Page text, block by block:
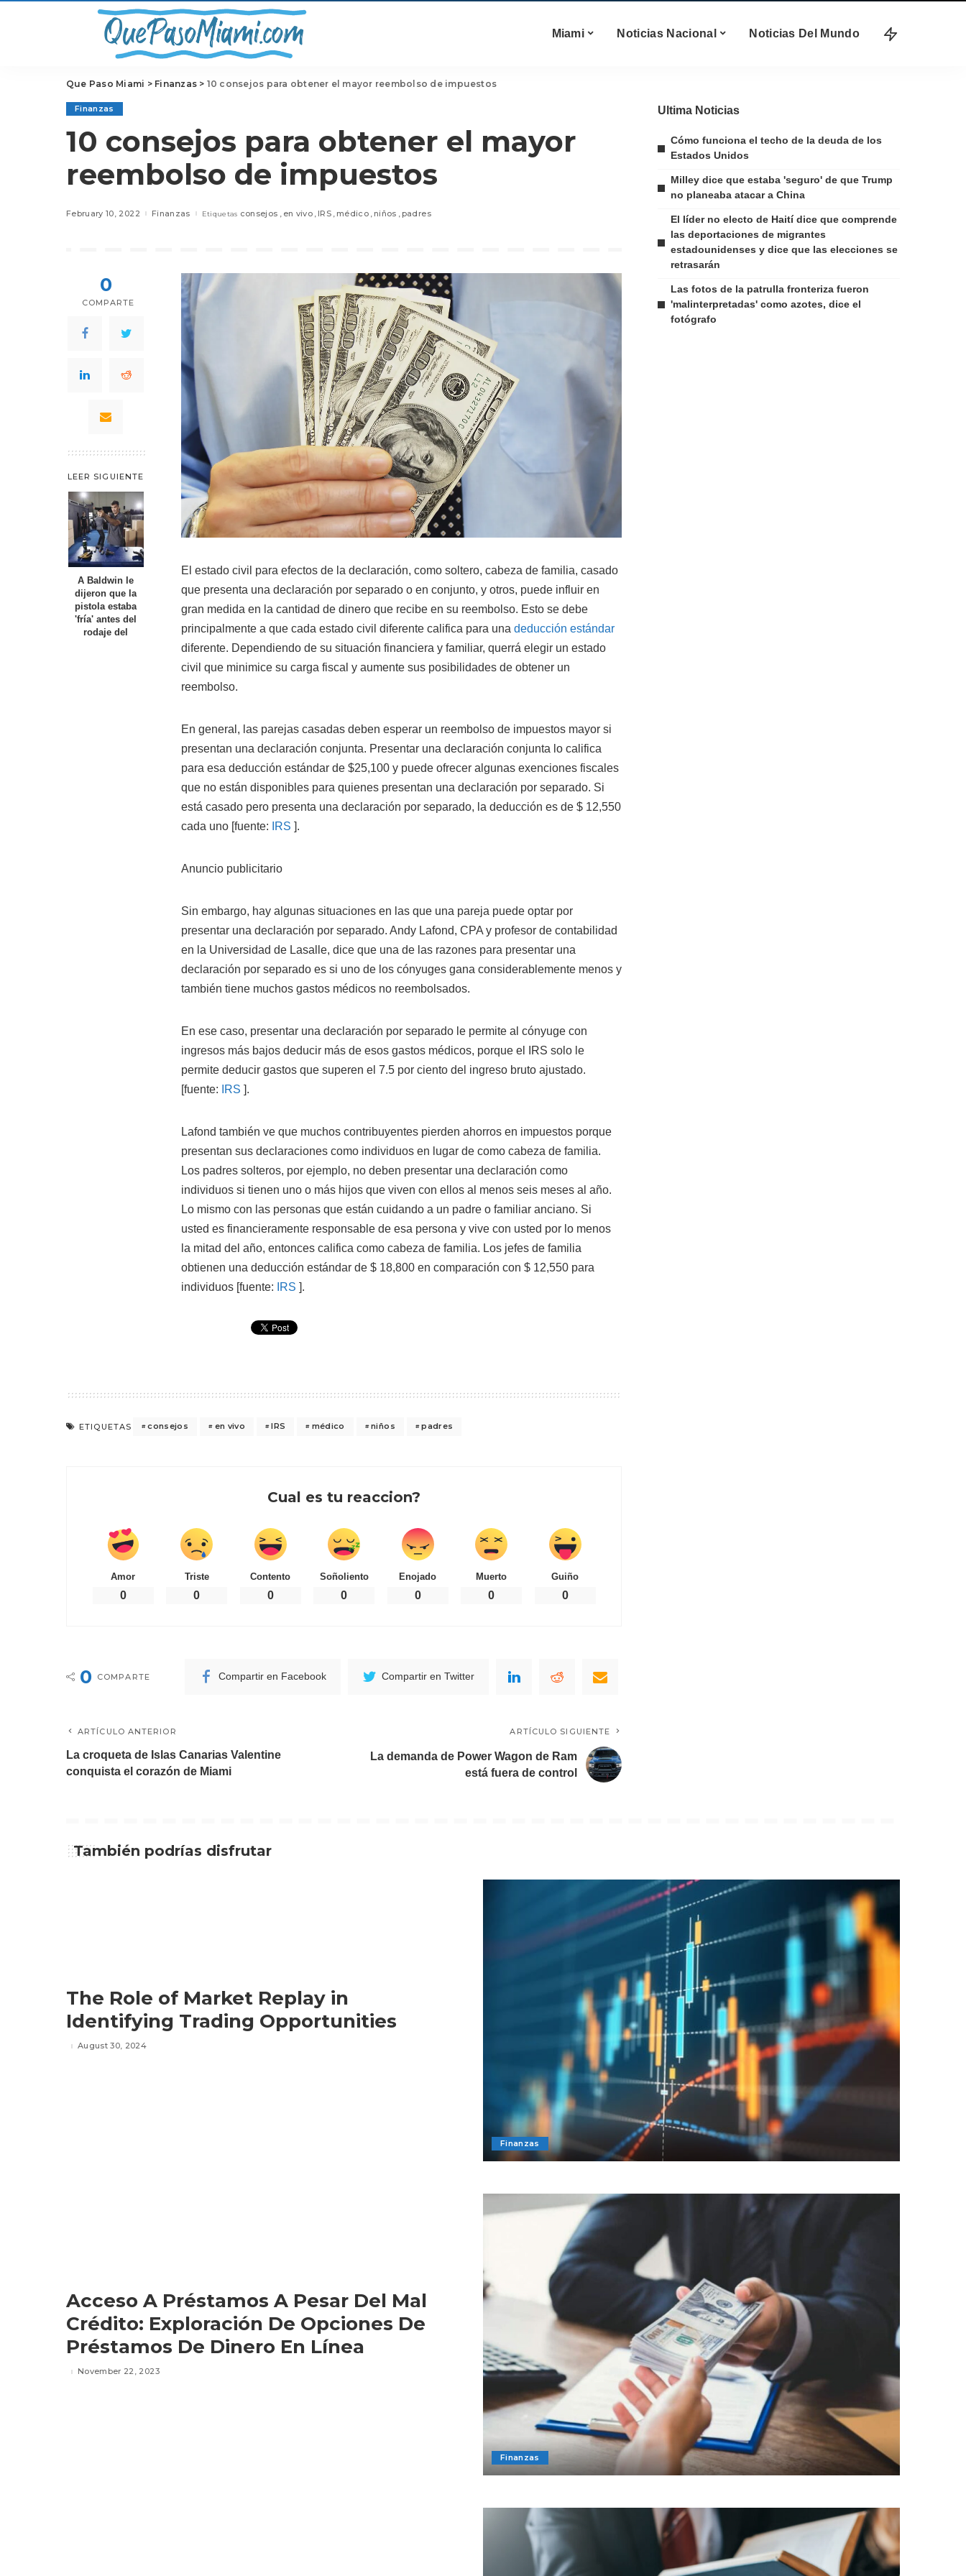
Miami Noticias Nacional Noticias Del Mundo
Que Paso Miami > Finanzas > 10 consejos para obtener el mayor reembolso de impuestos
Finanzas
10 consejos para obtener el mayor
reembolso de impuestos
February 10, 2022 Finanzas Etiquetas consejos en vivo IRS médico niños padres
0
COMPARTE
LEER SIGUIENTE
A Baldwin le
dijeron que la
pistola estaba
'fría' antes del
rodaje del
El estado civil para efectos de la declaración, como soltero, cabeza de familia, casado
que presenta una declaración por separado o en conjunto, y otros, puede influir en
gran medida en la cantidad de dinero que recibe en su reembolso. Esto se debe
principalmente a que cada estado civil diferente califica para una deducción estándar
diferente. Dependiendo de su situación financiera y familiar, querrá elegir un estado
civil que minimice su carga fiscal y aumente sus posibilidades de obtener un
reembolso.
En general, las parejas casadas deben esperar un reembolso de impuestos mayor si
presentan una declaración conjunta. Presentar una declaración conjunta lo califica
para esa deducción estándar de $25,100 y puede ofrecer algunas exenciones fiscales
que no están disponibles para quienes presentan una declaración por separado. Si
está casado pero presenta una declaración por separado, la deducción es de $ 12,550
cada uno [fuente:
IRS ].
Anuncio publicitario
Sin embargo, hay algunas situaciones en las que una pareja puede optar por
presentar una declaración por separado. Andy Lafond, CPA y profesor de contabilidad
en la Universidad de Lasalle, dice que una de las razones para presentar una
declaración por separado es si uno de los cónyuges gana considerablemente menos y
también tiene muchos gastos médicos no reembolsados.
En ese caso, presentar una declaración por separado le permite al cónyuge con
ingresos más bajos deducir más de esos gastos médicos, porque el IRS solo le
permite deducir gastos que superen el 7.5 por ciento del ingreso bruto ajustado.
[fuente:
IRS ].
Lafond también ve que muchos contribuyentes pierden ahorros en impuestos porque
presentan sus declaraciones como individuos en lugar de como cabeza de familia.
Los padres solteros, por ejemplo, no deben presentar una declaración como
individuos si tienen uno o más hijos que viven con ellos al menos seis meses al año.
Lo mismo con las personas que están cuidando a un padre o familiar anciano. Si
usted es financieramente responsable de esa persona y vive con usted por lo menos
la mitad del año, entonces califica como cabeza de familia. Los jefes de familia
obtienen una deducción estándar de $ 18,800 en comparación con $ 12,550 para
individuos [fuente:
IRS ].
ETIQUETAS consejos en vivo IRS médico niños padres
Cual es tu reaccion?
Amor
0
Triste
0
Contento
0
Soñoliento
0
Enojado
0
Muerto
0
Guiño
0
0 COMPARTE Compartir en Facebook Compartir en Twitter
ARTÍCULO ANTERIOR
La croqueta de Islas Canarias Valentine
conquista el corazón de Miami
ARTÍCULO SIGUIENTE
La demanda de Power Wagon de Ram
está fuera de control
Ultima Noticias
Cómo funciona el techo de la deuda de los
Estados Unidos
Milley dice que estaba 'seguro' de que Trump
no planeaba atacar a China
El líder no electo de Haití dice que comprende
las deportaciones de migrantes
estadounidenses y dice que las elecciones se
retrasarán
Las fotos de la patrulla fronteriza fueron
'malinterpretadas' como azotes, dice el
fotógrafo
También podrías disfrutar
Finanzas
The Role of Market Replay in
Identifying Trading Opportunities
August 30, 2024
Finanzas
Acceso A Préstamos A Pesar Del Mal
Crédito: Exploración De Opciones De
Préstamos De Dinero En Línea
November 22, 2023